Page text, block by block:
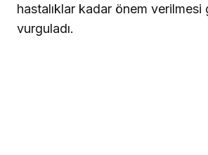
hastalıklar kadar önem verilmesi
vurguladı.